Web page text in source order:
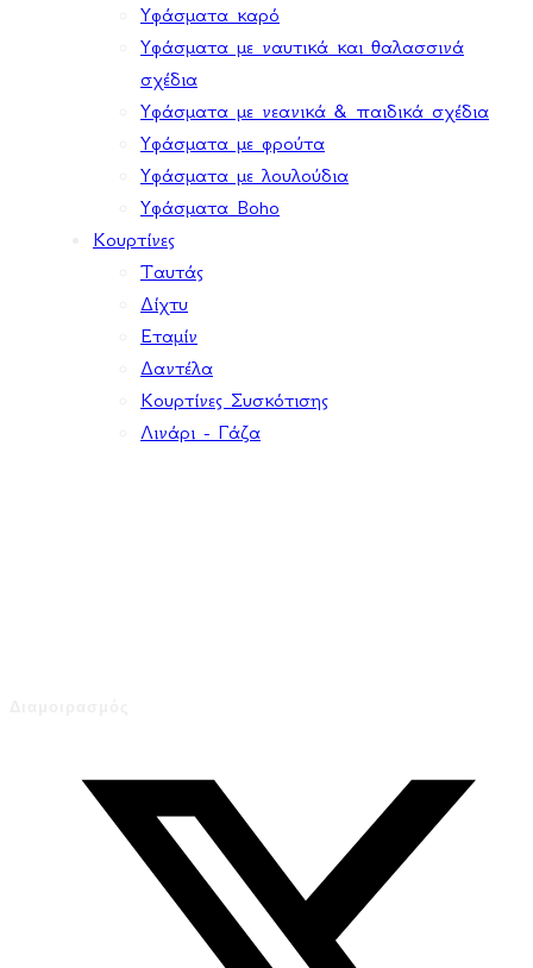
Υφάσματα καρό
Υφάσματα με ναυτικά και θαλασσινά
σχέδια
Υφάσματα με νεανικά & παιδικά σχέδια
Υφάσματα με φρούτα
Υφάσματα με λουλούδια
Υφάσματα Boho
Κουρτίνες
Ταυτάς
Δίχτυ
Εταμίν
Δαντέλα
Κουρτίνες Συσκότισης
Λινάρι - Γάζα